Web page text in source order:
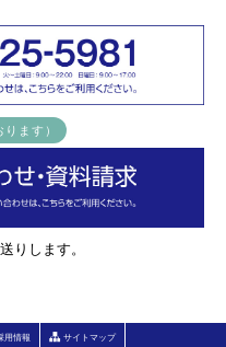
ます）
りします。
用情報 サイトマップ